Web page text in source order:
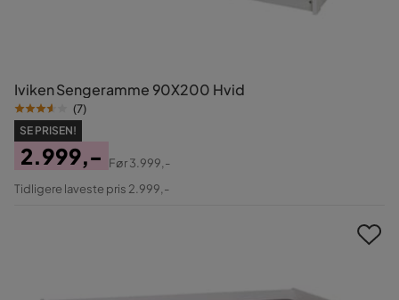
Iviken Sengeramme 90X200 Hvid
(7)
SE PRISEN!
Pris
2.999,-
Original
Før3.999,-
Tidligere laveste pris 2.999,-